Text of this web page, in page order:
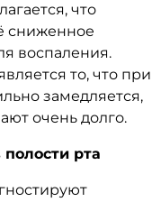
что
сниженное
воспаления.
то, что при
замедляется,
очень долго.
рта